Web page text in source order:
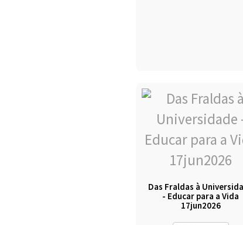
Das Fraldas à
- Educar para a Vida
17jun2026